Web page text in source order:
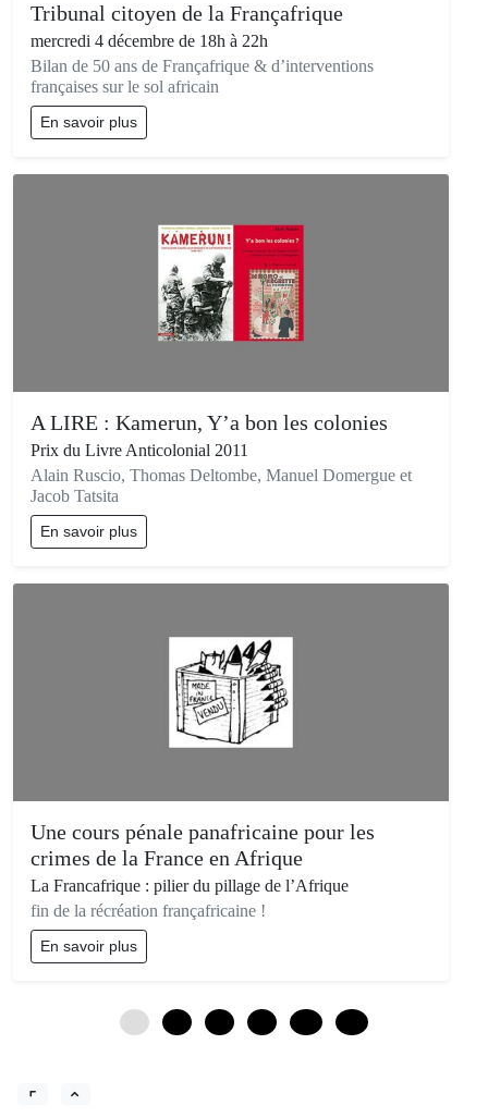
Tribunal citoyen de la Françafrique
mercredi 4 décembre de 18h à 22h
Bilan de 50 ans de Françafrique & d’interventions
françaises sur le sol africain
En savoir plus
A LIRE : Kamerun, Y’a bon les colonies
Prix du Livre Anticolonial 2011
Alain Ruscio, Thomas Deltombe, Manuel Domergue et
Jacob Tatsita
En savoir plus
Une cours pénale panafricaine pour les
crimes de la France en Afrique
La Francafrique : pilier du pillage de l’Afrique
fin de la récréation françafricaine !
En savoir plus